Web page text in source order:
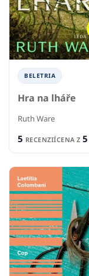
BELETRIA
Hra na lháře
Ruth Ware
5 RECENZIÍCENA Z 5